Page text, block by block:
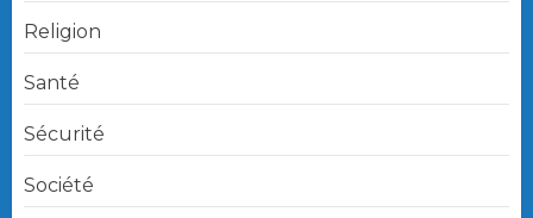
Religion
Santé
Sécurité
Société